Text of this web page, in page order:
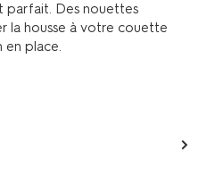
parfait. Des nouettes
la housse à votre couette
en place.